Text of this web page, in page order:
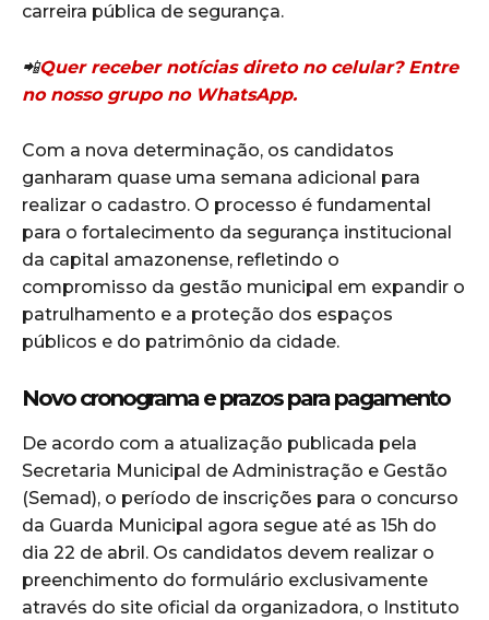
carreira pública de segurança.
📲Quer receber notícias direto no celular? Entre
no nosso grupo no WhatsApp.
Com a nova determinação, os candidatos
ganharam quase uma semana adicional para
realizar o cadastro. O processo é fundamental
para o fortalecimento da segurança institucional
da capital amazonense, refletindo o
compromisso da gestão municipal em expandir o
patrulhamento e a proteção dos espaços
públicos e do patrimônio da cidade.
Novo cronograma e prazos para pagamento
De acordo com a atualização publicada pela
Secretaria Municipal de Administração e Gestão
(Semad), o período de inscrições para o concurso
da Guarda Municipal agora segue até as 15h do
dia 22 de abril. Os candidatos devem realizar o
preenchimento do formulário exclusivamente
através do site oficial da organizadora, o Instituto